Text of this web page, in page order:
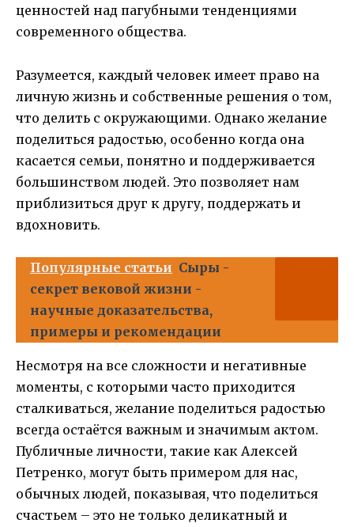
ценностей над пагубными тенденциями
современного общества.
Разумеется, каждый человек имеет право на
личную жизнь и собственные решения о том,
что делить с окружающими. Однако желание
поделиться радостью, особенно когда она
касается семьи, понятно и поддерживается
большинством людей. Это позволяет нам
приблизиться друг к другу, поддержать и
вдохновить.
Популярные статьи Сыры -
секрет вековой жизни -
научные доказательства,
примеры и рекомендации
Несмотря на все сложности и негативные
моменты, с которыми часто приходится
сталкиваться, желание поделиться радостью
всегда остаётся важным и значимым актом.
Публичные личности, такие как Алексей
Петренко, могут быть примером для нас,
обычных людей, показывая, что поделиться
счастьем – это не только деликатный и